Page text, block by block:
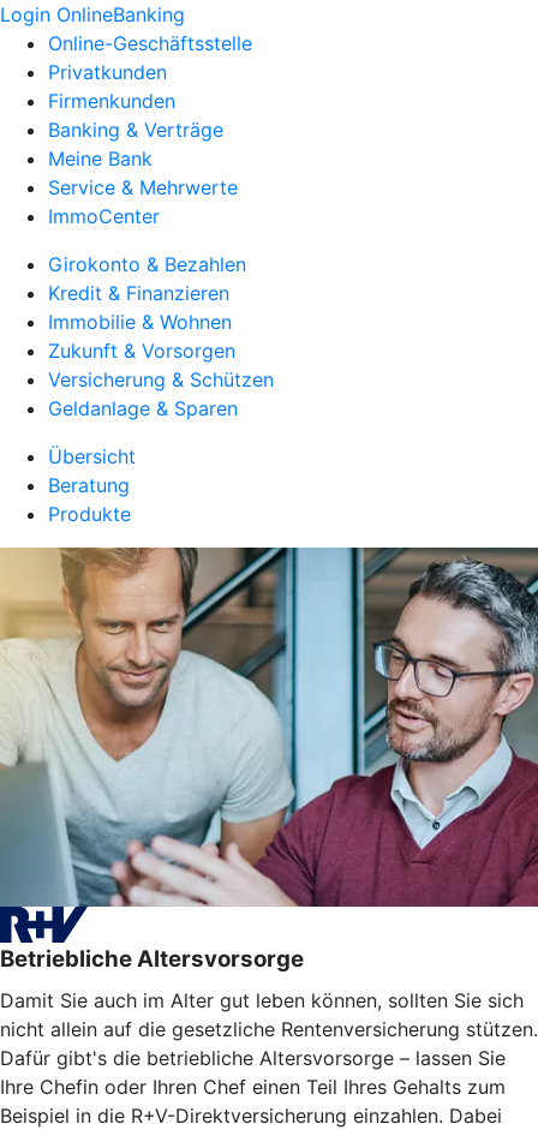
Login OnlineBanking
Online-Geschäftsstelle
Privatkunden
Firmenkunden
Banking & Verträge
Meine Bank
Service & Mehrwerte
ImmoCenter
Girokonto & Bezahlen
Kredit & Finanzieren
Immobilie & Wohnen
Zukunft & Vorsorgen
Versicherung & Schützen
Geldanlage & Sparen
Übersicht
Beratung
Produkte
Betriebliche Altersvorsorge
Damit Sie auch im Alter gut leben können, sollten Sie sich
nicht allein auf die gesetzliche Rentenversicherung stützen.
Dafür gibt's die betriebliche Altersvorsorge – lassen Sie
Ihre Chefin oder Ihren Chef einen Teil Ihres Gehalts zum
Beispiel in die R+V-Direktversicherung einzahlen. Dabei